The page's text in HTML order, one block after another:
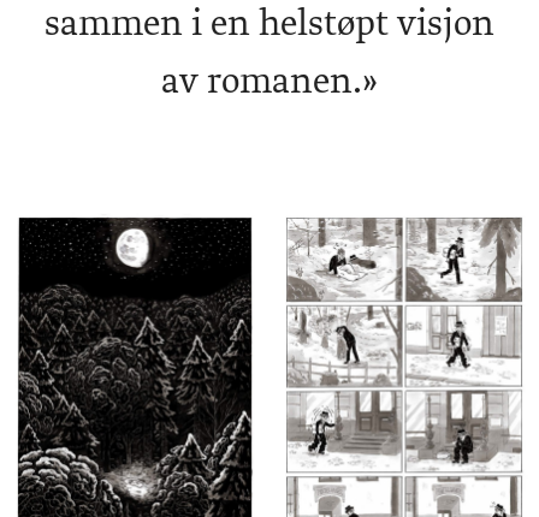
sammen i en helstøpt visjon
av romanen.»